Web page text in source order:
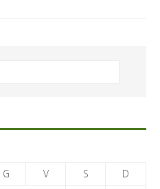
G V S
D